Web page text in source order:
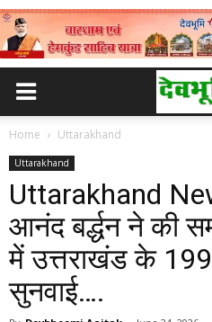
Home Uttarakhand
Uttarakhand
Uttarakhand
आनंद बर्द्धन ने की
में उत्तराखंड के 199
सुनवाई….